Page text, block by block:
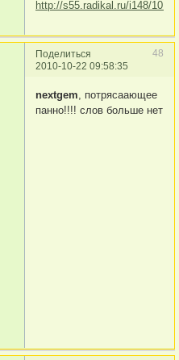
Поделиться
48
2010-10-22 09:58:35
nextgem , потрясаающее
панно!!!! слов больше нет